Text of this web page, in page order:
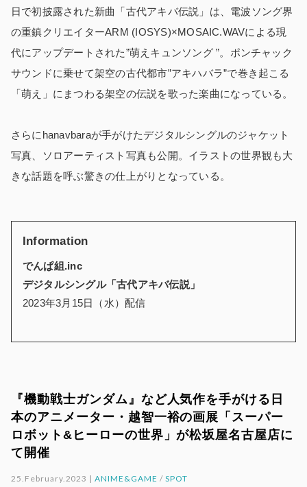
日で初披露された新曲「古代アキバ伝説」は、電波ソング界
の重鎮クリエイターARM (IOSYS)×MOSAIC.WAVによる現
代にアップデートされた”萌えキュンソング ”。ポンチャック
サウンドに乗せて架空の古代都市”アキハバラ”で巻き起こる
「萌え」にまつわる架空の伝説を歌った楽曲になっている。
さらにhanavbaraが手がけたデジタルシングルのジャケット
写真、ソロアーティスト写真も公開。イラストの世界観も大
きな話題を呼ぶ驚きの仕上がりとなっている。
Information
でんぱ組.inc
デジタルシングル「古代アキバ伝説」
2023年3月15日（水）配信
『機動戦士ガンダム』など人気作を手がける日
本のアニメーター・越智一裕の画展「スーパー
ロボット&ヒーローの世界」が松坂屋名古屋店に
て開催
25.February.2023 |ANIME&GAME / SPOT